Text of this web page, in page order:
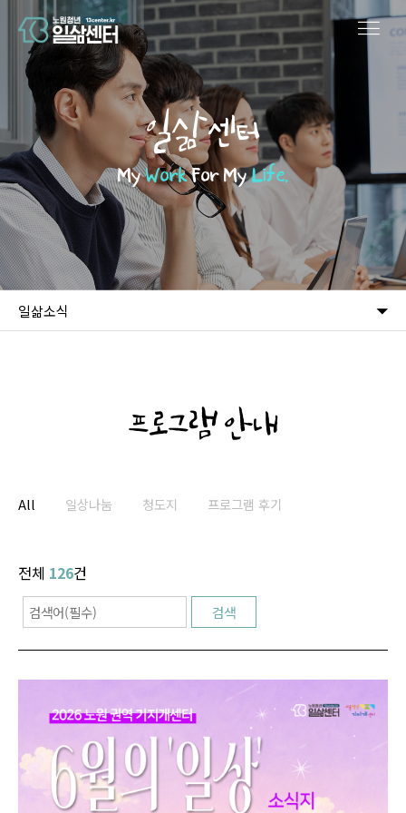
일삶센터
MyWorkFor MyLife.
일삶소식
프로그램 안내
All 일상나눔 청도지 프로그램 후기
전체 126건